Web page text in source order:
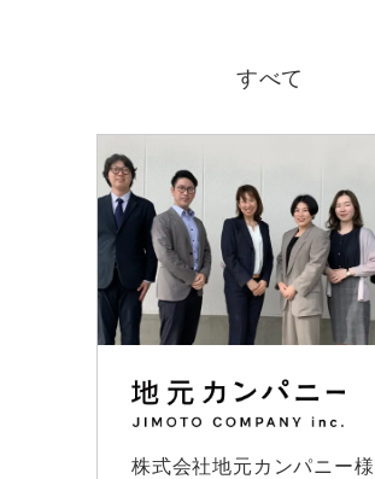
すべて
株式会社地元カンパニー様